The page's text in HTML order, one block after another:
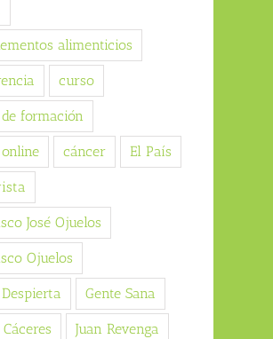
alimenticios
curso
formación
cáncer El País
José Ojuelos
Ojuelos
Gente Sana
Juan Revenga